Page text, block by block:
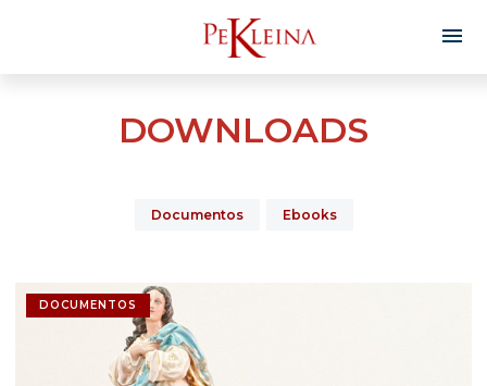
DOWNLOADS
Documentos Ebooks
DOCUMENTOS